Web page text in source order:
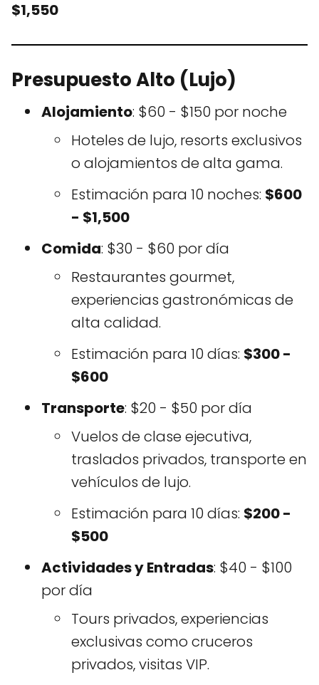
$1,550
Presupuesto Alto (Lujo)
Alojamiento: $60 - $150 por noche
Hoteles de lujo, resorts exclusivos
o alojamientos de alta gama.
Estimación para 10 noches: $600
- $1,500
Comida: $30 - $60 por día
Restaurantes gourmet,
experiencias gastronómicas de
alta calidad.
Estimación para 10 días: $300 -
$600
Transporte: $20 - $50 por día
Vuelos de clase ejecutiva,
traslados privados, transporte en
vehículos de lujo.
Estimación para 10 días: $200 -
$500
Actividades y Entradas: $40 - $100
por día
Tours privados, experiencias
exclusivas como cruceros
privados, visitas VIP.